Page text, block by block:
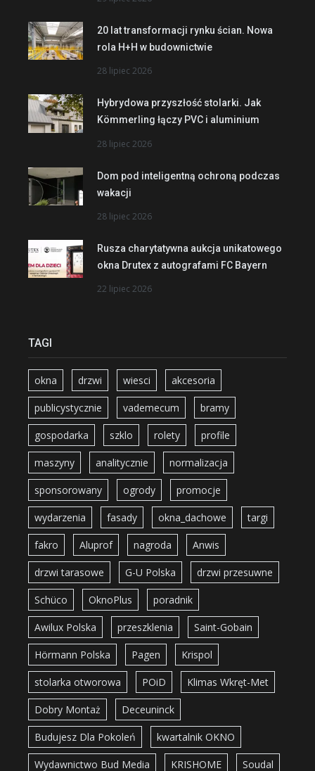
20 lat transformacji rynku ścian. Nowa
rola H+H w budownictwie
28 lipiec 2026
Hybrydowa przyszłość stolarki. Jak
Kömmerling łączy PVC i aluminium
28 lipiec 2026
Dom pod inteligentną ochroną podczas
wakacji
28 lipiec 2026
Rusza charytatywna aukcja unikatowego
okna Drutex z autografami FC Bayern
22 lipiec 2026
TAGI
okna drzwi wiesci akcesoria
publicystycznie vademecum bramy
gospodarka szklo rolety profile
maszyny analitycznie normalizacja
sponsorowany ogrody promocje
wydarzenia fasady okna_dachowe targi
fakro Aluprof nagroda Anwis
drzwi tarasowe G-U Polska drzwi przesuwne
Schüco OknoPlus poradnik
Awilux Polska przeszklenia Saint-Gobain
Hörmann Polska Pagen Krispol
stolarka otworowa POiD Klimas Wkręt-Met
Dobry Montaż Deceuninck
Budujesz Dla Pokoleń kwartalnik OKNO
Wydawnictwo Bud Media KRISHOME Soudal